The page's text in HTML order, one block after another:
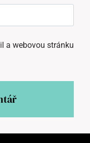
a webovou stránku